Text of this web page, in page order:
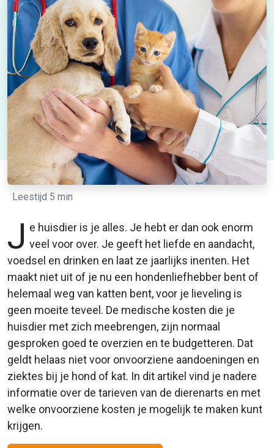
Leestijd 5 min
J e huisdier is je alles. Je hebt er dan ook enorm
veel voor over. Je geeft het liefde en aandacht,
voedsel en drinken en laat ze jaarlijks inenten. Het
maakt niet uit of je nu een hondenliefhebber bent of
helemaal weg van katten bent, voor je lieveling is
geen moeite teveel. De medische kosten die je
huisdier met zich meebrengen, zijn normaal
gesproken goed te overzien en te budgetteren. Dat
geldt helaas niet voor onvoorziene aandoeningen en
ziektes bij je hond of kat. In dit artikel vind je nadere
informatie over de tarieven van de dierenarts en met
welke onvoorziene kosten je mogelijk te maken kunt
krijgen.